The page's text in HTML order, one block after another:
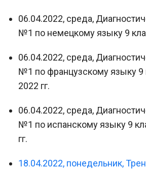
06.04.2022, среда,
№1 по немецкому языку 9
06.04.2022, среда,
№1 по французскому языку 9
2022 гг.
06.04.2022, среда,
№1 по испанскому языку 9
гг.
18.04.2022, понедельник,